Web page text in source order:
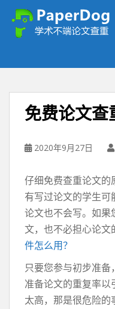
免费论文查
2020年9月27日
仔细免费查重论文的
有写过论文的学生可
论文也不会写。如果
文，也不必担心论文
件怎么用？
只要您参与初步准
准备论文的重复率
太高，那是很危险